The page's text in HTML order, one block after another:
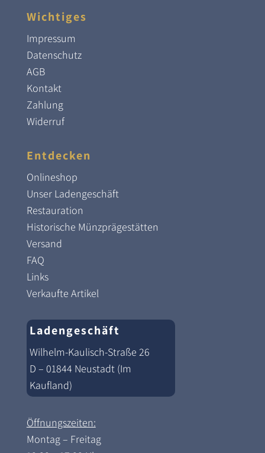
Wichtiges
Impressum
Datenschutz
AGB
Kontakt
Zahlung
Widerruf
Entdecken
Onlineshop
Unser Ladengeschäft
Restauration
Historische Münzprägestätten
Versand
FAQ
Links
Verkaufte Artikel
Ladengeschäft
Wilhelm-Kaulisch-Straße 26
D – 01844 Neustadt (Im
Kaufland)
Öffnungszeiten:
Montag – Freitag